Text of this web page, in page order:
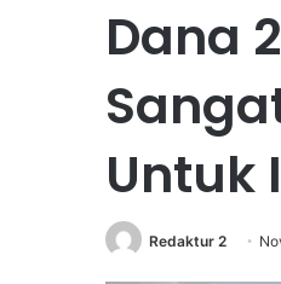
Dana
Untuk
Redaktur 2